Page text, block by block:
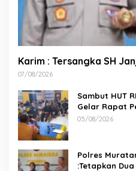
Karim : Tersangka SH
07/08/2026
Sambut HUT
Gelar Rapat
05/08/2026
Polres
:Tetapkan